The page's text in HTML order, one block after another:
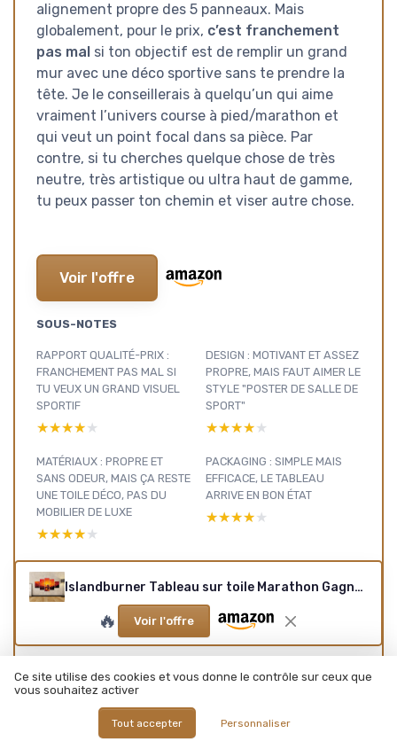
alignement propre des 5 panneaux. Mais
globalement, pour le prix, c’est franchement
pas mal si ton objectif est de remplir un grand
mur avec une déco sportive sans te prendre la
tête. Je le conseillerais à quelqu’un qui aime
vraiment l’univers course à pied/marathon et
qui veut un point focal dans sa pièce. Par
contre, si tu cherches quelque chose de très
neutre, très artistique ou ultra haut de gamme,
tu peux passer ton chemin et viser autre chose.
Voir l'offre
SOUS-NOTES
RAPPORT QUALITÉ-PRIX :
FRANCHEMENT PAS MAL SI
TU VEUX UN GRAND VISUEL
SPORTIF
★★★★★
★★★★★
DESIGN : MOTIVANT ET ASSEZ
PROPRE, MAIS FAUT AIMER LE
STYLE "POSTER DE SALLE DE
SPORT"
★★★★★
★★★★★
MATÉRIAUX : PROPRE ET
SANS ODEUR, MAIS ÇA RESTE
UNE TOILE DÉCO, PAS DU
MOBILIER DE LUXE
★★★★★
★★★★★
PACKAGING : SIMPLE MAIS
EFFICACE, LE TABLEAU
ARRIVE EN BON ÉTAT
★★★★★
★★★★★
ROUTE, MAIS CE N’EST PAS
FAIT POUR ÊTRE MALTRAITÉ
QUOTIDIEN : RENDU VISUEL,
INSTALLATION ET TENUE AU
MUR
★★★★★
★★★★★
PRÉSENTATION : UN GRAND
TABLEAU EN 5 MORCEAUX,
DÉJÀ PRÊT À ACCROCHER
Islandburner Tableau sur toile Marathon Gagnant Finition Groupe Coureur Poster Marathon Gagnant Finition Images murales Poster Leinwand 170x80cm - 5 Teile
🔥 Voir l'offre
Ce site utilise des cookies et vous donne le contrôle sur ceux que
vous souhaitez activer
Tout accepter Personnaliser